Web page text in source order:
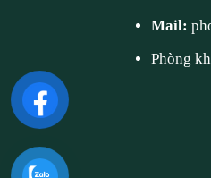
Mail:
Phòng